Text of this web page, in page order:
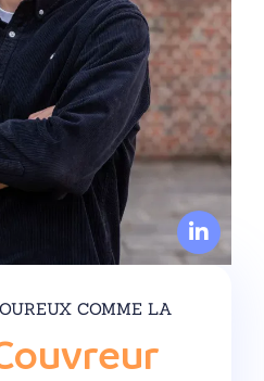
COMME LA